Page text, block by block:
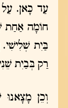
עַד כָּאן.
חוֹמָה אַחַת
בַּיִת
רַק בְּבַיִת
וְכֵן מָצָאנוּ